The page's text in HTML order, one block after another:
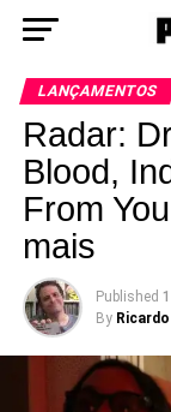
LANÇAMENTOS
Radar:
Blood,
From
mais
Published
By